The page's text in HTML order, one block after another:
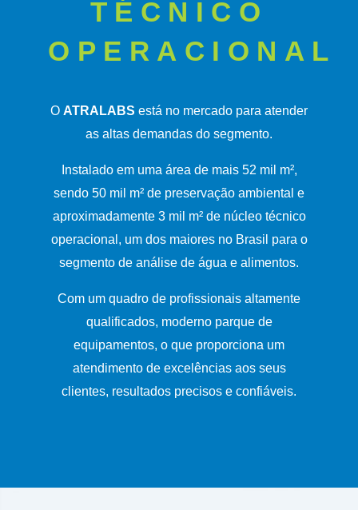
TÉCNICO
OPERACIONAL
O ATRALABS está no mercado para atender
as altas demandas do segmento.
Instalado em uma área de mais 52 mil m²,
sendo 50 mil m² de preservação ambiental e
aproximadamente 3 mil m² de núcleo técnico
operacional, um dos maiores no Brasil para o
segmento de análise de água e alimentos.
Com um quadro de profissionais altamente
qualificados, moderno parque de
equipamentos, o que proporciona um
atendimento de excelências aos seus
clientes, resultados precisos e confiáveis.